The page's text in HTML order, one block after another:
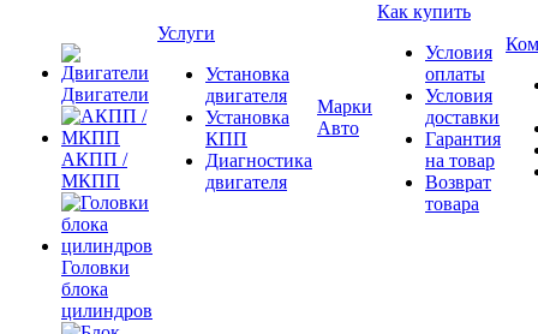
Двигатели
АКПП /
МКПП
Головки
блока
цилиндров
Услуги
Установка
двигателя
Установка
КПП
Диагностика
двигателя
Марки
Авто
Как купить
Условия
оплаты
Условия
доставки
Гарантия
на товар
Возврат
товара